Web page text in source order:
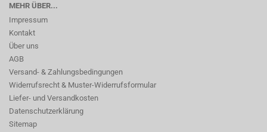
MEHR ÜBER...
Impressum
Kontakt
Über uns
AGB
Versand- & Zahlungsbedingungen
Widerrufsrecht & Muster-Widerrufsformular
Liefer- und Versandkosten
Datenschutzerklärung
Sitemap